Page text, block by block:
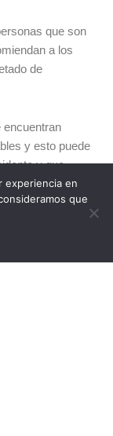
que son
a los
de
encuentran
y esto puede
y que
tipo procura
sido
si es apto
experiencia en
que